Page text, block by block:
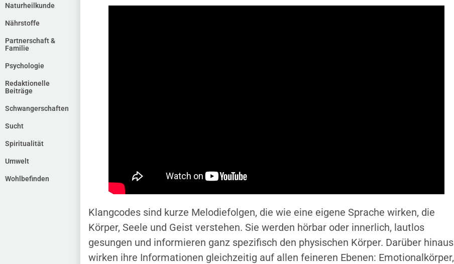
Naturheilkunde
Nährstoffe
Partnerschaft &
Familie
Psychologie
Redaktionelle
Beiträge
Schwangerschaften
Sucht
Spiritualität
Umwelt
Wohlbefinden
Klangcodes sind kurze Melodiefolgen, die wie eine eigene Sprache wirken, die
Körper, Seele und Geist verstehen. Sie werden hörbar oder innerlich, lautlos
gesungen und informieren ganz spezifisch den physischen Körper. Darüber hinaus
wirken ihre Informationen gleichzeitig auf allen feineren Ebenen: Emotionalkörper,